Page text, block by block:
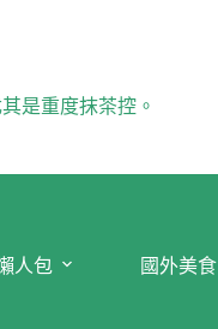
是重度抹茶控。
人包 國外美食